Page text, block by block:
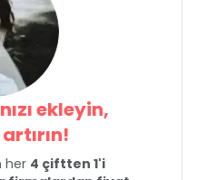
ekleyin,
her 4 çiftten 1'i